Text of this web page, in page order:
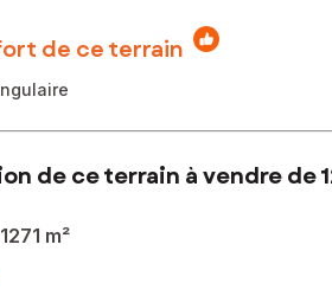
de ce terrain
de ce terrain à vendre de
m²
Thann et Cernay, sur la commune